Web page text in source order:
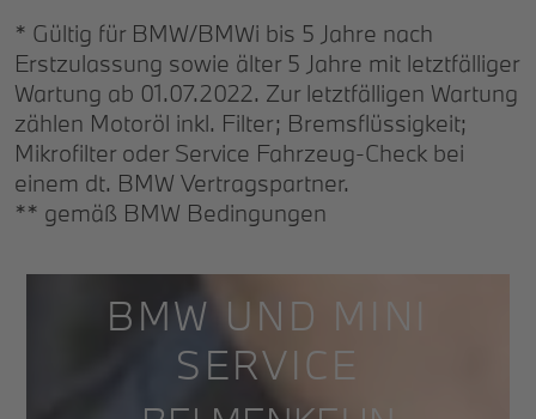
* Gültig für BMW/BMWi bis 5 Jahre nach
Erstzulassung sowie älter 5 Jahre mit letztfälliger
Wartung ab 01.07.2022. Zur letztfälligen Wartung
zählen Motoröl inkl. Filter; Bremsflüssigkeit;
Mikrofilter oder Service Fahrzeug-Check bei
einem dt. BMW Vertragspartner.
** gemäß BMW Bedingungen
BMW UND MINI
SERVICE